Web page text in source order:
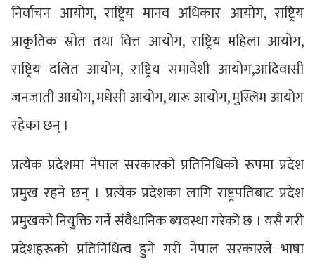
निर्वाचन आयोग, राष्ट्रिय मानव अधिकार आयोग, राष्ट्रिय
प्राकृतिक स्रोत तथा वित्त आयोग, राष्ट्रिय महिला आयोग,
राष्ट्रिय दलित आयोग, राष्ट्रिय समावेशी आयोग,आदिवासी
जनजाती आयोग, मधेसी आयोग, थारू आयोग, मुस्लिम आयोग
रहेका छन् ।
प्रत्येक प्रदेशमा नेपाल सरकारको प्रतिनिधिको रूपमा प्रदेश
प्रमुख रहने छन् । प्रत्येक प्रदेशका लागि राष्ट्रपतिबाट प्रदेश
प्रमुखको नियुक्ति गर्ने संवैधानिक ब्यवस्था गरेको छ । यसै गरी
प्रदेशहरूको प्रतिनिधित्व हुने गरी नेपाल सरकारले भाषा